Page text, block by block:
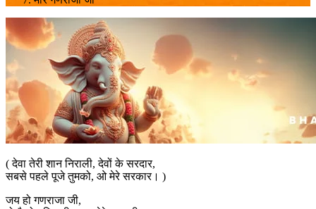
( देवा तेरी शान निराली, देवों के सरदार,
सबसे पहले पूजे तुमको, ओ मेरे सरकार। )
जय हो गणराजा जी,